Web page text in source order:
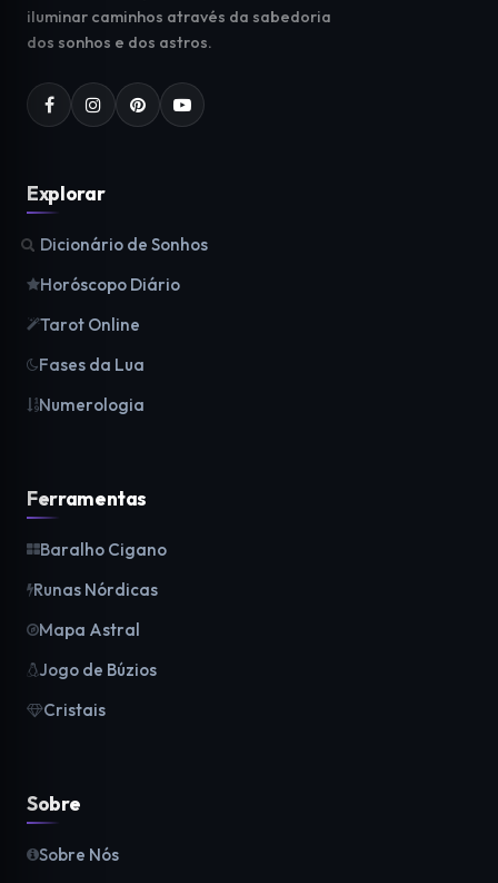
iluminar caminhos através da sabedoria
dos sonhos e dos astros.
Explorar
Dicionário de Sonhos
Horóscopo Diário
Tarot Online
Fases da Lua
Numerologia
Ferramentas
Baralho Cigano
Runas Nórdicas
Mapa Astral
Jogo de Búzios
Cristais
Sobre
Sobre Nós